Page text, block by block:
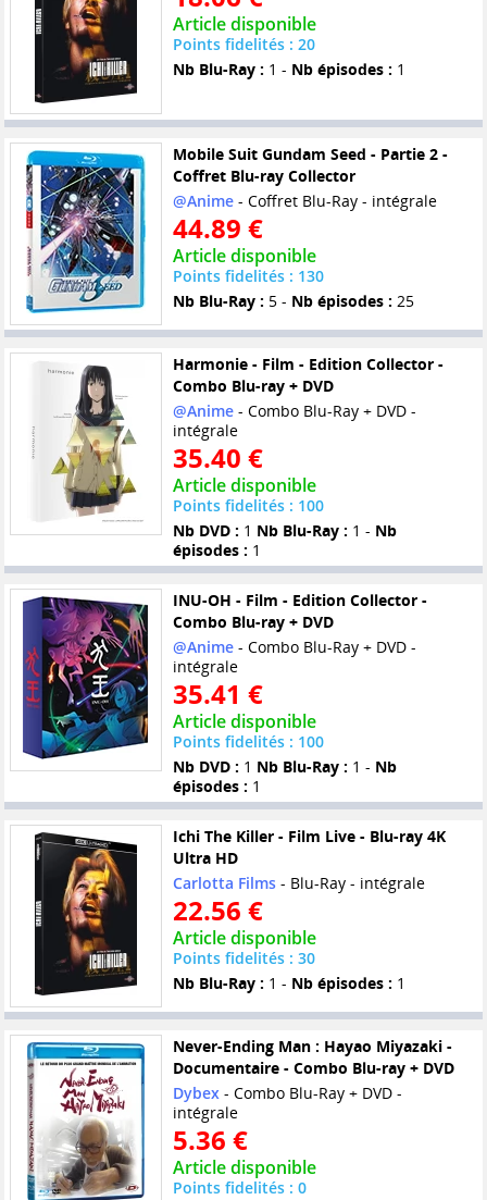
Article disponible
Points fidelités : 20
Nb Blu-Ray : 1 - Nb épisodes : 1
Mobile Suit Gundam Seed - Partie 2 -
Coffret Blu-ray Collector
@Anime- Coffret Blu-Ray - intégrale
44.89 €
Article disponible
Points fidelités : 130
Nb Blu-Ray : 5 - Nb épisodes : 25
Harmonie - Film - Edition Collector -
Combo Blu-ray + DVD
@Anime- Combo Blu-Ray + DVD -
intégrale
35.40 €
Article disponible
Points fidelités : 100
Nb DVD : 1 Nb Blu-Ray : 1 - Nb
épisodes : 1
INU-OH - Film - Edition Collector -
Combo Blu-ray + DVD
@Anime- Combo Blu-Ray + DVD -
intégrale
35.41 €
Article disponible
Points fidelités : 100
Nb DVD : 1 Nb Blu-Ray : 1 - Nb
épisodes : 1
Ichi The Killer - Film Live - Blu-ray 4K
Ultra HD
Carlotta Films- Blu-Ray - intégrale
22.56 €
Article disponible
Points fidelités : 30
Nb Blu-Ray : 1 - Nb épisodes : 1
Never-Ending Man : Hayao Miyazaki -
Documentaire - Combo Blu-ray + DVD
Dybex- Combo Blu-Ray + DVD -
intégrale
5.36 €
Article disponible
Points fidelités : 0